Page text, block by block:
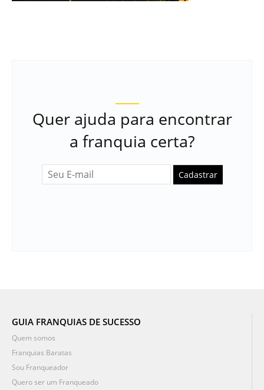
Quer ajuda para encontrar
a franquia certa?
Cadastrar
GUIA FRANQUIAS DE SUCESSO
Quem somos
Franquias Baratas
Sou Franqueador
Quero ser um Franqueado